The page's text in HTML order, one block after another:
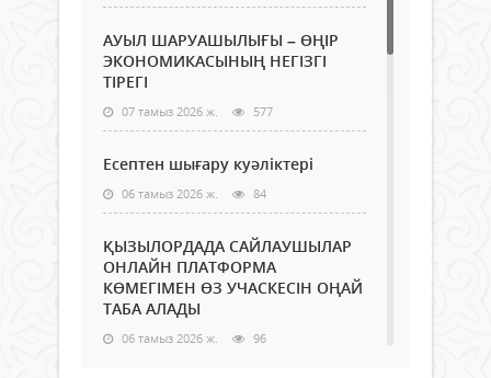
АУЫЛ ШАРУАШЫЛЫҒЫ – ӨҢІР
ЭКОНОМИКАСЫНЫҢ НЕГІЗГІ
ТІРЕГІ
07 тамыз 2026 ж. 577
Есептен шығару куәліктері
06 тамыз 2026 ж. 84
ҚЫЗЫЛОРДАДА САЙЛАУШЫЛАР
ОНЛАЙН ПЛАТФОРМА
КӨМЕГІМЕН ӨЗ УЧАСКЕСІН ОҢАЙ
ТАБА АЛАДЫ
06 тамыз 2026 ж. 96